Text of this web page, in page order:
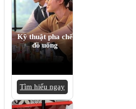
Kỹ thuật pha chế
đồ uống
Tìm hiểu ngay